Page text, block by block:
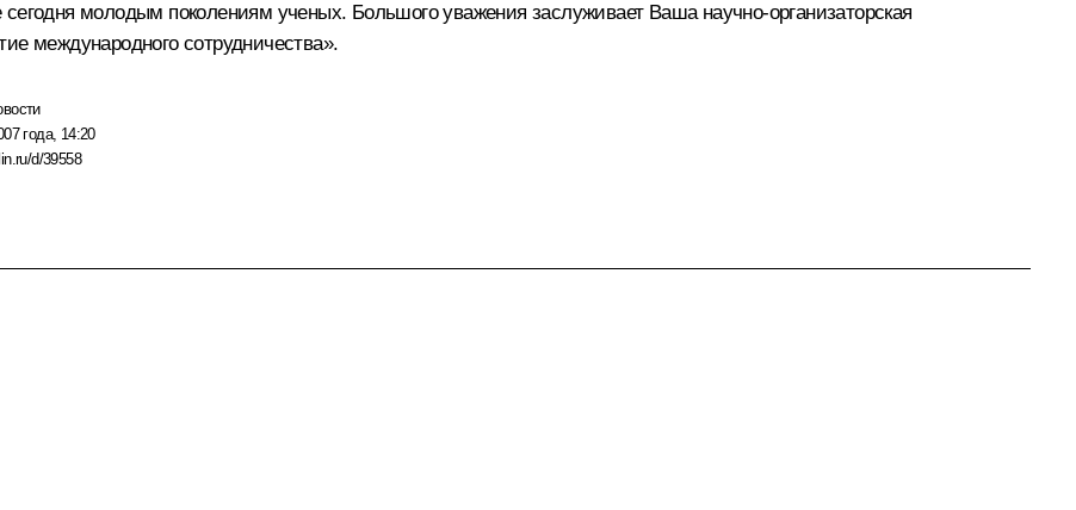
молодым поколениям ученых. Большого уважения заслуживает Ваша научно-организаторская
международного сотрудничества».
года, 14:20
d/39558